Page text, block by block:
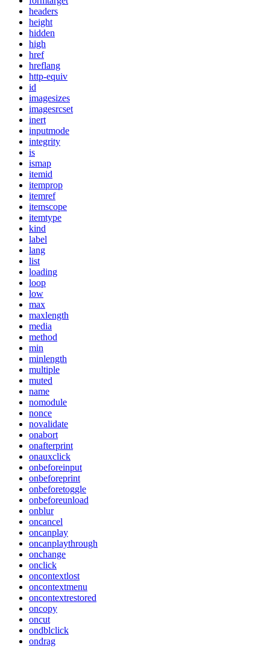
headers
height
hidden
high
href
hreflang
http-equiv
id
imagesizes
imagesrcset
inert
inputmode
integrity
is
ismap
itemid
itemprop
itemref
itemscope
itemtype
kind
label
lang
list
loading
loop
low
max
maxlength
media
method
min
minlength
multiple
muted
name
nomodule
nonce
novalidate
onabort
onafterprint
onauxclick
onbeforeinput
onbeforeprint
onbeforetoggle
onbeforeunload
onblur
oncancel
oncanplay
oncanplaythrough
onchange
onclick
oncontextlost
oncontextmenu
oncontextrestored
oncopy
oncut
ondblclick
ondrag